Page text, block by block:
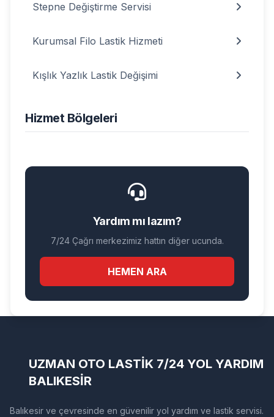
Stepne Değiştirme Servisi
Kurumsal Filo Lastik Hizmeti
Kışlık Yazlık Lastik Değişimi
Hizmet Bölgeleri
Yardım mı lazım?
7/24 Çağrı merkezimiz hattın diğer ucunda.
HEMEN ARA
UZMAN OTO LASTİK 7/24 YOL YARDIM
BALIKESİR
Balıkesir ve çevresinde en güvenilir yol yardım ve lastik servisi.